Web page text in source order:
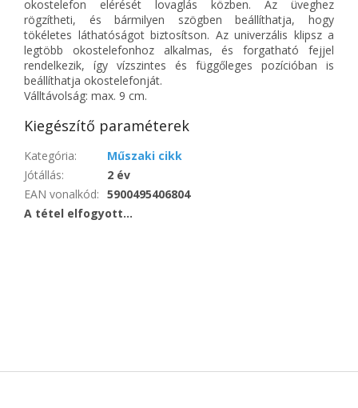
okostelefon elérését lovaglás közben. Az üveghez
rögzítheti, és bármilyen szögben beállíthatja, hogy
tökéletes láthatóságot biztosítson. Az univerzális klipsz a
legtöbb okostelefonhoz alkalmas, és forgatható fejjel
rendelkezik, így vízszintes és függőleges pozícióban is
beállíthatja okostelefonját.
Válltávolság: max. 9 cm.
Kiegészítő paraméterek
Kategória:
Műszaki cikk
Jótállás:
2 év
EAN vonalkód: 5900495406804
A tétel elfogyott…
L